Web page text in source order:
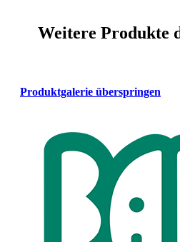
Weitere Produkte
Produktgalerie überspringen